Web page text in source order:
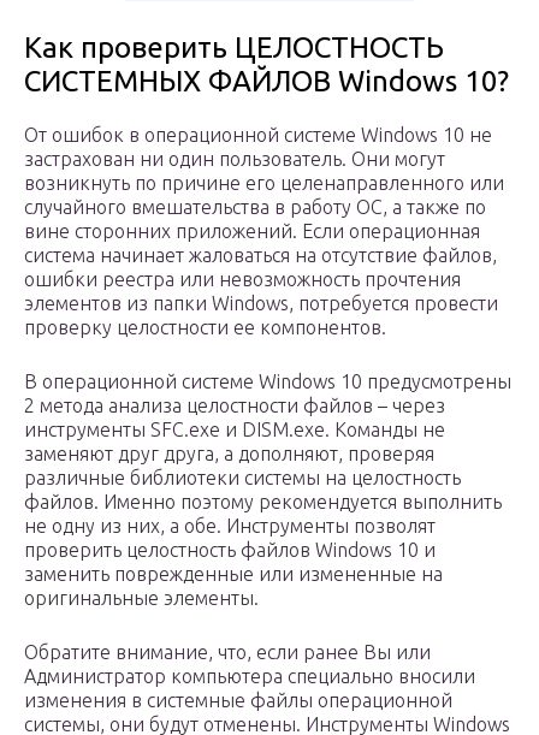
Как проверить ЦЕЛОСТНОСТЬ
СИСТЕМНЫХ ФАЙЛОВ Windows 10?
От ошибок в операционной системе Windows 10 не
застрахован ни один пользователь. Они могут
возникнуть по причине его целенаправленного или
случайного вмешательства в работу ОС, а также по
вине сторонних приложений. Если операционная
система начинает жаловаться на отсутствие файлов,
ошибки реестра или невозможность прочтения
элементов из папки Windows, потребуется провести
проверку целостности ее компонентов.
В операционной системе Windows 10 предусмотрены
2 метода анализа целостности файлов – через
инструменты SFC.exe и DISM.exe. Команды не
заменяют друг друга, а дополняют, проверяя
различные библиотеки системы на целостность
файлов. Именно поэтому рекомендуется выполнить
не одну из них, а обе. Инструменты позволят
проверить целостность файлов Windows 10 и
заменить поврежденные или измененные на
оригинальные элементы.
Обратите внимание, что, если ранее Вы или
Администратор компьютера специально вносили
изменения в системные файлы операционной
системы, они будут отменены. Инструменты Windows